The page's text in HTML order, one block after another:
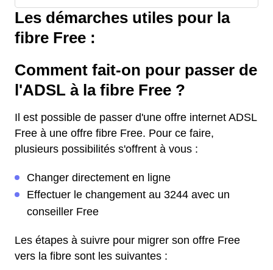
Les démarches utiles pour la
fibre Free :
Comment fait-on pour passer de
l'ADSL à la fibre Free ?
Il est possible de passer d'une offre internet ADSL
Free à une offre fibre Free. Pour ce faire,
plusieurs possibilités s'offrent à vous :
Changer directement en ligne
Effectuer le changement au 3244 avec un
conseiller Free
Les étapes à suivre pour migrer son offre Free
vers la fibre sont les suivantes :